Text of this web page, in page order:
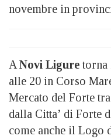
novembre in
A Novi Ligure torna
alle 20 in Corso
Mercato del Forte
dalla Citta’ di Forte
come anche il Logo